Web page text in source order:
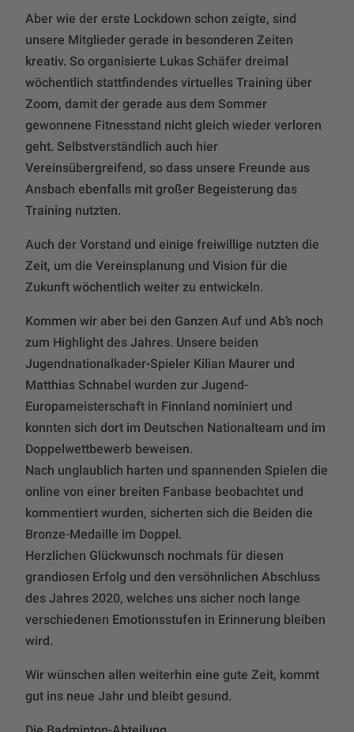
Aber wie der erste Lockdown schon zeigte, sind
unsere Mitglieder gerade in besonderen Zeiten
kreativ. So organisierte Lukas Schäfer dreimal
wöchentlich stattfindendes virtuelles Training über
Zoom, damit der gerade aus dem Sommer
gewonnene Fitnesstand nicht gleich wieder verloren
geht. Selbstverständlich auch hier
Vereinsübergreifend, so dass unsere Freunde aus
Ansbach ebenfalls mit großer Begeisterung das
Training nutzten.
Auch der Vorstand und einige freiwillige nutzten die
Zeit, um die Vereinsplanung und Vision für die
Zukunft wöchentlich weiter zu entwickeln.
Kommen wir aber bei den Ganzen Auf und Ab’s noch
zum Highlight des Jahres. Unsere beiden
Jugendnationalkader-Spieler Kilian Maurer und
Matthias Schnabel wurden zur Jugend-
Europameisterschaft in Finnland nominiert und
konnten sich dort im Deutschen Nationalteam und im
Doppelwettbewerb beweisen.
Nach unglaublich harten und spannenden Spielen die
online von einer breiten Fanbase beobachtet und
kommentiert wurden, sicherten sich die Beiden die
Bronze-Medaille im Doppel.
Herzlichen Glückwunsch nochmals für diesen
grandiosen Erfolg und den versöhnlichen Abschluss
des Jahres 2020, welches uns sicher noch lange
verschiedenen Emotionsstufen in Erinnerung bleiben
wird.
Wir wünschen allen weiterhin eine gute Zeit, kommt
gut ins neue Jahr und bleibt gesund.